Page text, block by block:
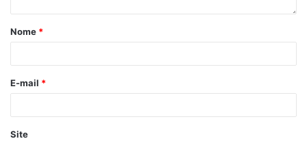
Nome *
E-mail *
Site